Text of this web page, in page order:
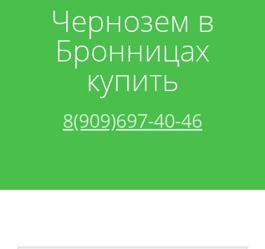
Песок
Спецтехника:
Акции
Чернозем в
Бронницах
купить
8(909)697-40-46